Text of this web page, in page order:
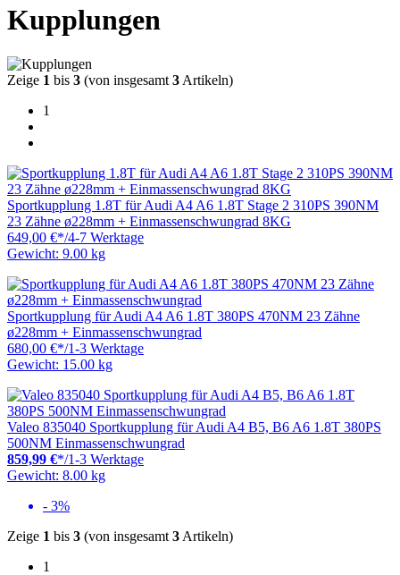
Kupplungen
Zeige 1 bis 3 (von insgesamt 3 Artikeln)
1
Sportkupplung 1.8T für Audi A4 A6 1.8T Stage 2 310PS 390NM
23 Zähne ø228mm + Einmassenschwungrad 8KG
649,00 €*/4-7 Werktage
Gewicht: 9.00 kg
Sportkupplung für Audi A4 A6 1.8T 380PS 470NM 23 Zähne
ø228mm + Einmassenschwungrad
680,00 €*/1-3 Werktage
Gewicht: 15.00 kg
Valeo 835040 Sportkupplung für Audi A4 B5, B6 A6 1.8T 380PS
500NM Einmassenschwungrad
859,99 €*/1-3 Werktage
Gewicht: 8.00 kg
- 3%
Zeige 1 bis 3 (von insgesamt 3 Artikeln)
1